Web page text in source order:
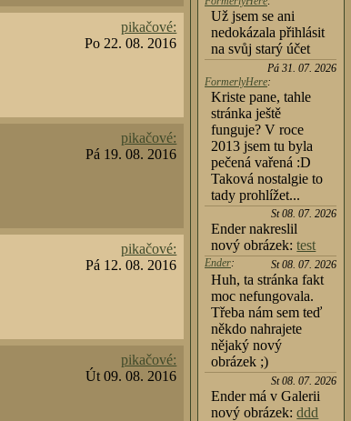
pikačové:
Po 22. 08. 2016
pikačové:
Pá 19. 08. 2016
pikačové:
Pá 12. 08. 2016
pikačové:
Út 09. 08. 2016
Už jsem se ani
nedokázala přihlásit
na svůj starý účet
Pá 31. 07. 2026
FormerlyHere:
Kriste pane, tahle
stránka ještě
funguje? V roce
2013 jsem tu byla
pečená vařená :D
Taková nostalgie to
tady prohlížet...
St 08. 07. 2026
Ender nakreslil
nový obrázek:test
St 08. 07. 2026
Ender:
Huh, ta stránka fakt
moc nefungovala.
Třeba nám sem teď
někdo nahrajete
nějaký nový
obrázek ;)
St 08. 07. 2026
Ender má v Galerii
nový obrázek:ddd